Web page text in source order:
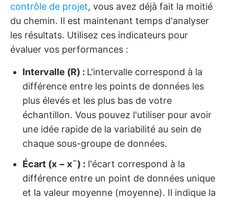
contrôle de projet, vous avez déjà fait la moitié
du chemin. Il est maintenant temps d'analyser
les résultats. Utilisez ces indicateurs pour
évaluer vos performances :
Intervalle (R) : L'intervalle correspond à la
différence entre les points de données les
plus élevés et les plus bas de votre
échantillon. Vous pouvez l'utiliser pour avoir
une idée rapide de la variabilité au sein de
chaque sous-groupe de données.
Écart (x − xˉ) : l'écart correspond à la
différence entre un point de données unique
et la valeur moyenne (moyenne). Il indique la